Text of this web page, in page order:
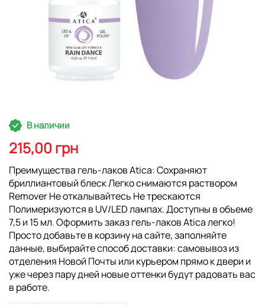
Перейти
к
началу
галереи
изображений
В наличии
215,00 грн
Преимущества гель-лаков Atica: Сохраняют
бриллиантовый блеск Легко снимаются раствором
Remover Не откалывайтесь Не трескаются
Полимеризуются в UV/LED лампах. Доступны в объеме
7,5 и 15 мл. Оформить заказ гель-лаков Atica легко!
Просто добавьте в корзину на сайте, заполняйте
данные, выбирайте способ доставки: самовывоз из
отделения Новой Почты или курьером прямо к двери и
уже через пару дней новые оттенки будут радовать вас
в работе.